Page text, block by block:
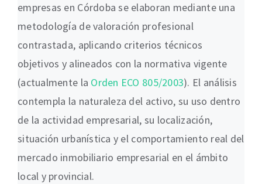
empresas en Córdoba se elaboran mediante una
metodología de valoración profesional
contrastada, aplicando criterios técnicos
objetivos y alineados con la normativa vigente
(actualmente la Orden ECO 805/2003). El análisis
contempla la naturaleza del activo, su uso dentro
de la actividad empresarial, su localización,
situación urbanística y el comportamiento real del
mercado inmobiliario empresarial en el ámbito
local y provincial.